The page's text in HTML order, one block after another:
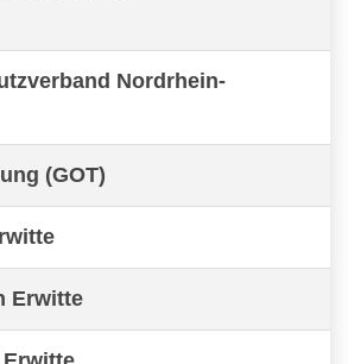
Nordrhein-
(GOT)
Erwitte